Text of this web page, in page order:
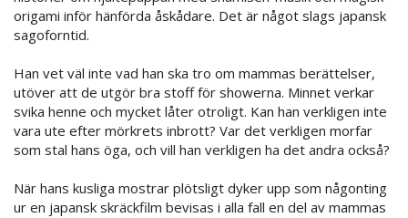
origami inför hänförda åskådare. Det är något slags japansk
sagoforntid.
Han vet väl inte vad han ska tro om mammas berättelser,
utöver att de utgör bra stoff för showerna. Minnet verkar
svika henne och mycket låter otroligt. Kan han verkligen inte
vara ute efter mörkrets inbrott? Var det verkligen morfar
som stal hans öga, och vill han verkligen ha det andra också?
När hans kusliga mostrar plötsligt dyker upp som någonting
ur en japansk skräckfilm bevisas i alla fall en del av mammas